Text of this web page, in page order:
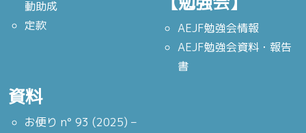
動助成
定款
AEJF勉強会情報
AEJF勉強会資料・報告
書
資料
お便り n° 93 (2025) –